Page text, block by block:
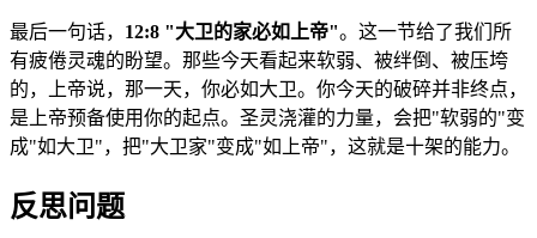
最后一句话， 12:8 "大卫的家必如上帝"。这一节给了我们所
有疲倦灵魂的盼望。那些今天看起来软弱、被绊倒、被压垮
的，上帝说，那一天，你必如大卫。你今天的破碎并非终点，
是上帝预备使用你的起点。圣灵浇灌的力量，会把"软弱的"变
成"如大卫"，把"大卫家"变成"如上帝"，这就是十架的能力。
反思问题